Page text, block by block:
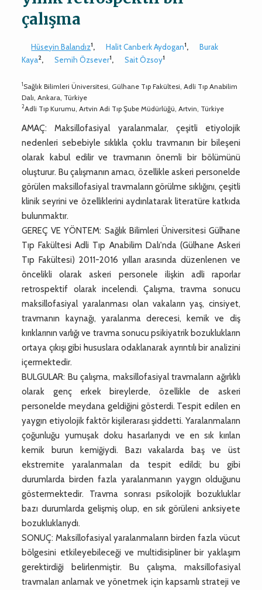
çalışma
Hüseyin Balandız1, Halit Canberk Aydogan1,
Burak
Kaya2, Semih Özsever1, Sait Özsoy1
1Sağlık Bilimleri Üniversitesi, Gülhane Tıp Fakültesi, Adli Tıp Anabilim
Dalı, Ankara, Türkiye
2Adli Tıp Kurumu, Artvin Adi Tıp Şube Müdürlüğü, Artvin, Türkiye
AMAÇ: Maksillofasiyal yaralanmalar, çeşitli etiyolojik
nedenleri sebebiyle sıklıkla çoklu travmanın bir bileşeni
olarak kabul edilir ve travmanın önemli bir bölümünü
oluşturur. Bu çalışmanın amacı, özellikle askeri personelde
görülen maksillofasiyal travmaların görülme sıklığını, çeşitli
klinik seyrini ve özelliklerini aydınlatarak literatüre katkıda
bulunmaktır.
GEREÇ VE YÖNTEM: Sağlık Bilimleri Üniversitesi Gülhane
Tıp Fakültesi Adli Tıp Anabilim Dalı'nda (Gülhane Askeri
Tıp Fakültesi) 2011-2016 yılları arasında düzenlenen ve
öncelikli olarak askeri personele ilişkin adli raporlar
retrospektif olarak incelendi. Çalışma, travma sonucu
maksillofasiyal yaralanması olan vakaların yaş, cinsiyet,
travmanın kaynağı, yaralanma derecesi, kemik ve diş
kırıklarının varlığı ve travma sonucu psikiyatrik bozuklukların
ortaya çıkışı gibi hususlara odaklanarak ayrıntılı bir analizini
içermektedir.
BULGULAR: Bu çalışma, maksillofasiyal travmaların ağırlıklı
olarak genç erkek bireylerde, özellikle de askeri
personelde meydana geldiğini gösterdi. Tespit edilen en
yaygın etiyolojik faktör kişilerarası şiddetti. Yaralanmaların
çoğunluğu yumuşak doku hasarlarıydı ve en sık kırılan
kemik burun kemiğiydi. Bazı vakalarda baş ve üst
ekstremite yaralanmaları da tespit edildi; bu gibi
durumlarda birden fazla yaralanmanın yaygın olduğunu
göstermektedir. Travma sonrası psikolojik bozukluklar
bazı durumlarda gelişmiş olup, en sık görüleni anksiyete
bozukluklarıydı.
SONUÇ: Maksillofasiyal yaralanmaların birden fazla vücut
bölgesini etkileyebileceği ve multidisipliner bir yaklaşım
gerektirdiği belirlenmiştir. Bu çalışma, maksillofasiyal
travmaları anlamak ve yönetmek için kapsamlı strateji ve